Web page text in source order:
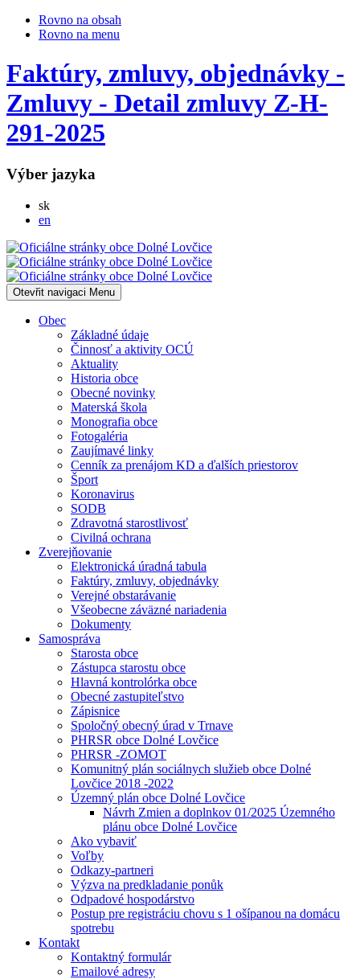
Rovno na obsah
Rovno na menu
Faktúry, zmluvy, objednávky -
Zmluvy - Detail zmluvy Z-H-
291-2025
Výber jazyka
skSlovensky
en
Otevřit navigaci Menu
Obec
Základné údaje
Činnosť a aktivity OCÚ
Aktuality
Historia obce
Obecné novinky
Materská škola
Monografia obce
Fotogaléria
Zaujímavé linky
Cenník za prenájom KD a ďalších priestorov
Šport
Koronavirus
SODB
Zdravotná starostlivosť
Civilná ochrana
Zverejňovanie
Elektronická úradná tabula
Faktúry, zmluvy, objednávky
Verejné obstarávanie
Všeobecne záväzné nariadenia
Dokumenty
Samospráva
Starosta obce
Zástupca starostu obce
Hlavná kontrolórka obce
Obecné zastupiteľstvo
Zápisnice
Spoločný obecný úrad v Trnave
PHRSR obce Dolné Lovčice
PHRSR -ZOMOT
Komunitný plán sociálnych služieb obce Dolné
Lovčice 2018 -2022
Územný plán obce Dolné Lovčice
Návrh Zmien a doplnkov 01/2025 Územného
plánu obce Dolné Lovčice
Ako vybaviť
Voľby
Odkazy-partneri
Výzva na predkladanie ponůk
Odpadové hospodárstvo
Postup pre registráciu chovu s 1 ošípanou na domácu
spotrebu
Kontakt
Kontaktný formulár
Emailové adresy